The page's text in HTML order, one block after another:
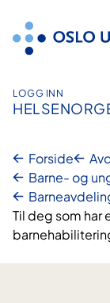
innhold
LOGG INN
Forside
Barne- og
Til deg som har